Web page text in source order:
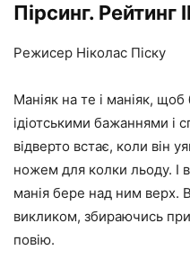
Пірсинг. Рейтинг
Режисер Ніколас Піску
Маніяк на те і маніяк,
ідіотськими бажаннями і
відверто встає, коли він
ножем для колки льоду. І
манія бере над ним верх.
викликом, збираючись
повію.